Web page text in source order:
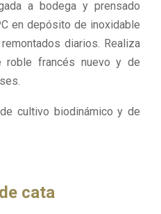
a bodega y prensado
en depósito de inoxidable
diarios. Realiza
roble francés nuevo y de
cultivo biodinámico y de
cata